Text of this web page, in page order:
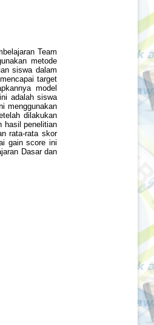
Team
metode
siswa dalam
target
model
adalah siswa
menggunakan
dilakukan
hasil penelitian
rata-rata skor
gain score ini
Dasar dan